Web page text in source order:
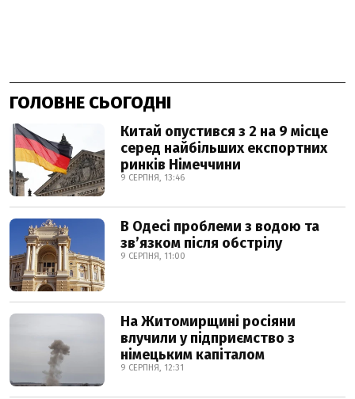
ГОЛОВНЕ СЬОГОДНІ
Китай опустився з 2 на 9 місце
серед найбільших експортних
ринків Німеччини
9 СЕРПНЯ, 13:46
В Одесі проблеми з водою та
звʼязком після обстрілу
9 СЕРПНЯ, 11:00
На Житомирщині росіяни
влучили у підприємство з
німецьким капіталом
9 СЕРПНЯ, 12:31